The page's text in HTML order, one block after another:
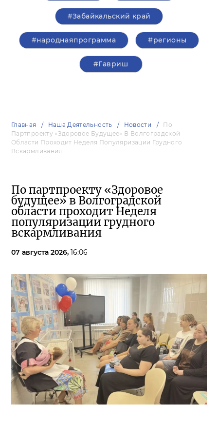
#Забайкальский край
#народнаяпрограмма #регионы
#Гавриш
Главная Наша Деятельность Новости
По
Партпроекту «Здоровое Будущее» В Волгоградской
Области Проходит Неделя Популяризации Грудного
Вскармливания
По партпроекту «Здоровое
будущее» в Волгоградской
области проходит Неделя
популяризации грудного
вскармливания
07 августа 2026, 16:06